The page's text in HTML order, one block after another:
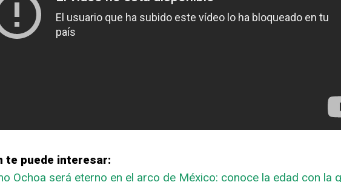
te puede interesar:
Ochoa será eterno en el arco de México: conoce la edad con la